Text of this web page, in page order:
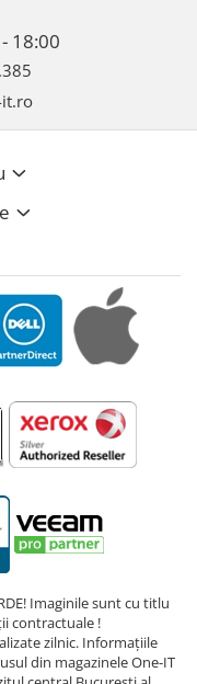
18:00
it.ro
Imaginile sunt cu titlu
contractuale !
zilnic. Informațiile
din magazinele One-IT